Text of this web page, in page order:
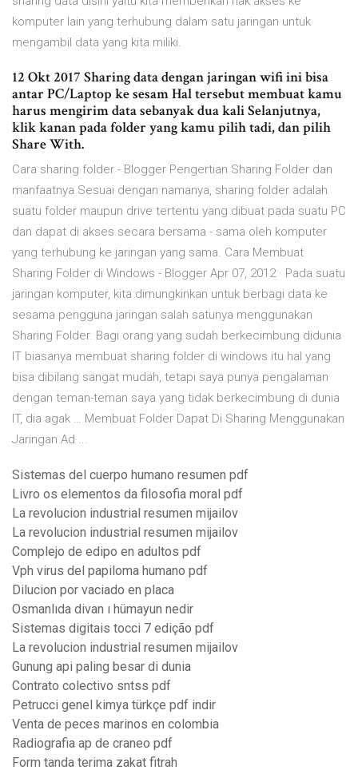
komputer lain yang terhubung dalam satu jaringan untuk
mengambil data yang kita miliki.
12 Okt 2017 Sharing data dengan jaringan wifi ini bisa
antar PC/Laptop ke sesam Hal tersebut membuat kamu
harus mengirim data sebanyak dua kali Selanjutnya,
klik kanan pada folder yang kamu pilih tadi, dan pilih
Share With.
Cara sharing folder - Blogger Pengertian Sharing Folder dan
manfaatnya Sesuai dengan namanya, sharing folder adalah
suatu folder maupun drive tertentu yang dibuat pada suatu PC
dan dapat di akses secara bersama - sama oleh komputer
yang terhubung ke jaringan yang sama. Cara Membuat
Sharing Folder di Windows - Blogger Apr 07, 2012 · Pada suatu
jaringan komputer, kita dimungkinkan untuk berbagi data ke
sesama pengguna jaringan salah satunya menggunakan
Sharing Folder. Bagi orang yang sudah berkecimbung didunia
IT biasanya membuat sharing folder di windows itu hal yang
bisa dibilang sangat mudah, tetapi saya punya pengalaman
dengan teman-teman saya yang tidak berkecimbung di dunia
IT, dia agak … Membuat Folder Dapat Di Sharing Menggunakan
Jaringan Ad ...
Sistemas del cuerpo humano resumen pdf
Livro os elementos da filosofia moral pdf
La revolucion industrial resumen mijailov
La revolucion industrial resumen mijailov
Complejo de edipo en adultos pdf
Vph virus del papiloma humano pdf
Dilucion por vaciado en placa
Osmanlıda divan ı hümayun nedir
Sistemas digitais tocci 7 edição pdf
La revolucion industrial resumen mijailov
Gunung api paling besar di dunia
Contrato colectivo sntss pdf
Petrucci genel kimya türkçe pdf indir
Venta de peces marinos en colombia
Radiografia ap de craneo pdf
Form tanda terima zakat fitrah